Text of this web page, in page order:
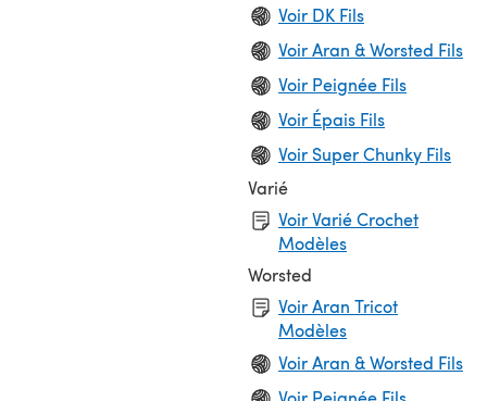
Voir DK Fils
Voir Aran & Worsted Fils
Voir Peignée Fils
Voir Épais Fils
Voir Super Chunky Fils
Varié
Voir Varié Crochet
Modèles
Worsted
Voir Aran Tricot
Modèles
Voir Aran & Worsted Fils